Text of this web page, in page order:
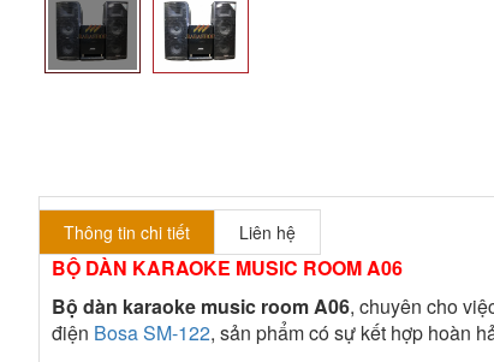
Thông tin chi tiết Liên hệ
BỘ DÀN KARAOKE MUSIC ROOM A06
Bộ dàn karaoke music room A06, chuyên cho
điện Bosa SM-122, sản phẩm có sự kết hợp hoàn